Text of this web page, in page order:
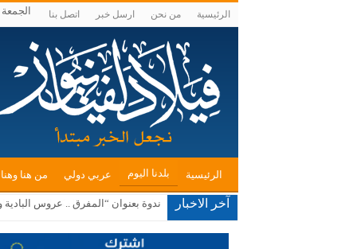
الرئيسية من نحن ارسل خبر اتصل بنا الجمعة ,
الرئيسية بلدنا اليوم عربي دولي من هنا
آخر الاخبار جامعة مؤتة ومنتدى الفكر العربي